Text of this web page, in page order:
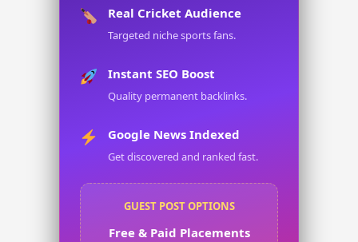
Real Cricket Audience
Targeted niche sports fans.
Instant SEO Boost
Quality permanent backlinks.
Google News Indexed
Get discovered and ranked fast.
GUEST POST OPTIONS
Free & Paid Placements